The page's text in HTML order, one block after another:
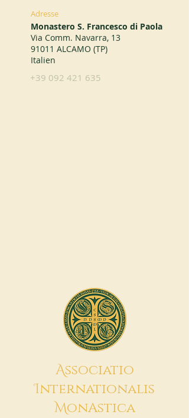
Adresse
Monastero S. Francesco di Paola
Via Comm. Navarra, 13
91011 ALCAMO (TP)
Italien
+39 092 421 635
Associatio
Internationalis
MonAstica